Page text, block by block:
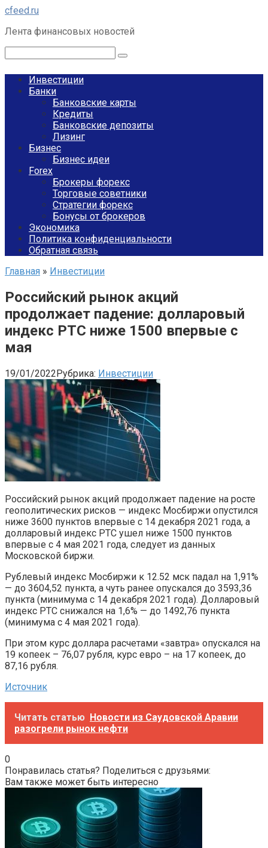
Перейти
контенту
cfeed.ru
Лента финансовых новостей
Инвестиции
Банки
Банковские карты
Кредиты
Банковские депозиты
Лизинг
Бизнес
Бизнес идеи
Forex
Брокеры форекс
Торговые советники
Стратегии форекс
Бонусы от брокеров
Экономика
Политика конфиденциальности
Обратная связь
Главная » Инвестиции
Российский рынок акций
продолжает падение: долларовый
индекс РТС ниже 1500 впервые с
мая
19/01/2022Рубрика: Инвестиции
Российский рынок акций продолжает падение на росте
геополитических рисков — индекс Мосбиржи опустился
ниже 3600 пунктов впервые с 14 декабря 2021 года, а
долларовый индекс РТС ушел ниже 1500 пунктов
впервые с 4 мая 2021 года, следует из данных
Московской биржи.
Рублевый индекс Мосбиржи к 12.52 мск падал на 1,91%
— до 3604,52 пункта, а чуть ранее опускался до 3593,36
пункта (минимума с 14 декабря 2021 года). Долларовый
индекс РТС снижался на 1,6% — до 1492,76 пункта
(минимума с 4 мая 2021 года).
При этом курс доллара расчетами «завтра» опускался на
19 копеек – 76,07 рубля, курс евро – на 17 копеек, до
87,16 рубля.
Источник
Читать статью Новости из Саудовской Аравии
разогрели рынок нефти
0
Понравилась статья? Поделиться с друзьями:
Вам также может быть интересно